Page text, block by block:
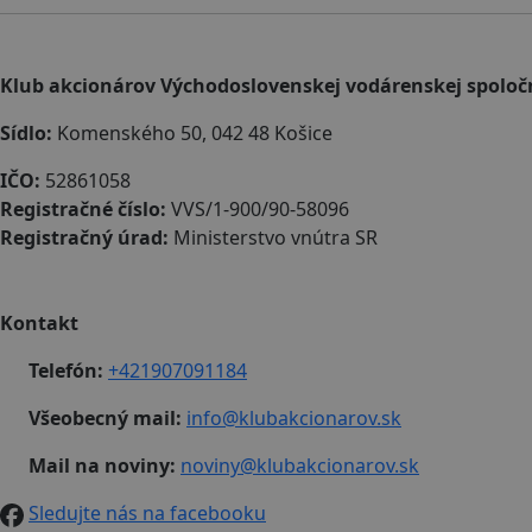
Klub akcionárov Východoslovenskej vodárenskej
Sídlo: Komenského 50, 042 48 Košice
IČO: 52861058
Registračné číslo: VVS/1-900/90-58096
Registračný úrad: Ministerstvo vnútra SR
Kontakt
Telefón: +421907091184
Všeobecný mail: info@klubakcionarov.sk
Mail na noviny: noviny@klubakcionarov.sk
Sledujte nás na facebooku